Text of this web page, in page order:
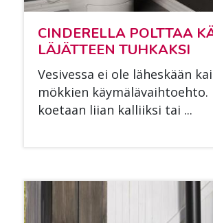
CIN­DE­REL­LA POLT­TAA
LÄ­JÄT­TEEN TUH­KAK­SI
Ve­si­ves­sa ei ole lä­hes­kään
mök­kien käy­mä­lä­vaih­toeh­to.
koe­taan lii­an kal­liik­si tai ...